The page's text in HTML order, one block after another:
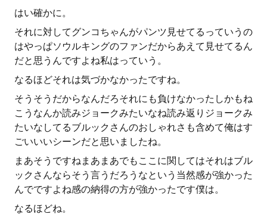
はい確かに。
それに対してグンコちゃんがパンツ見せてるっていうの
はやっぱソウルキングのファンだからあえて見せてるん
だと思うんですよね私はっていう。
なるほどそれは気づかなかったですね。
そうそうだからなんだろそれにも負けなかったしかもね
こうなんか読みジョークみたいなね読み返りジョークみ
たいなしてるブルックさんのおしゃれさも含めて俺はす
ごいいいシーンだと思いましたね。
まあそうですねまあまあでもここに関してはそれはブル
ックさんならそう言うだろうなという当然感が強かった
んでですよね感の納得の方が強かったです僕は。
なるほどね。